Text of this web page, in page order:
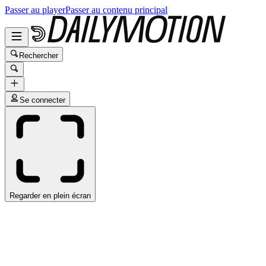
Passer au playerPasser au contenu principal
Rechercher
Se connecter
Regarder en plein écran